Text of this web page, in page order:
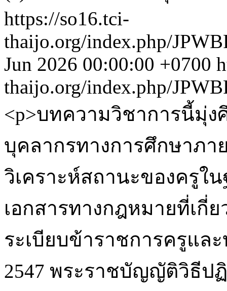
https://so16.tci-
thaijo.org/index.php/
Jun 2026 00:00:00 +0700
thaijo.org/index.php/
<p>บทความวิชาการนี้มุ่
บุคลากรทางการศึกษาภา
วิเคราะห์สถานะของครูใ
เอกสารทางกฎหมายที่เกี่
ระเบียบข้าราชการครูแล
2547 พระราชบัญญัติวิธีป